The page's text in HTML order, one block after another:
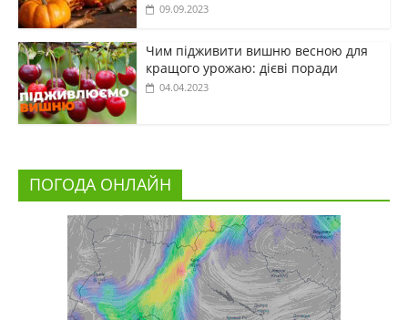
09.09.2023
Чим підживити вишню весною для
кращого урожаю: дієві поради
04.04.2023
ПОГОДА ОНЛАЙН